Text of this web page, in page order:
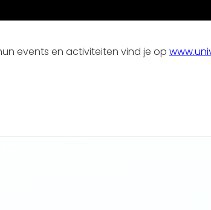
events en activiteiten vind je op